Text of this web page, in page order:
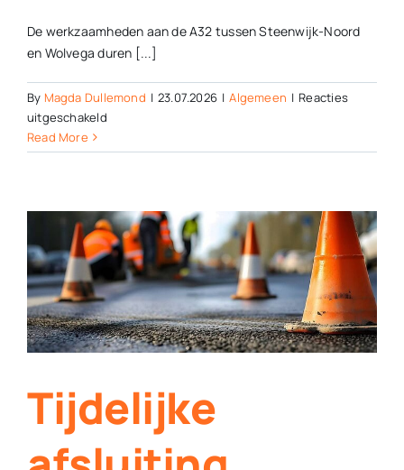
De werkzaamheden aan de A32 tussen Steenwijk-Noord
en Wolvega duren [...]
By Magda Dullemond | 23.07.2026 | Algemeen | Reacties
uitgeschakeldvoor
en
bij
Wolvega
en
Steenwijk
blijven
langer
dicht
Read More
Tijdelijke